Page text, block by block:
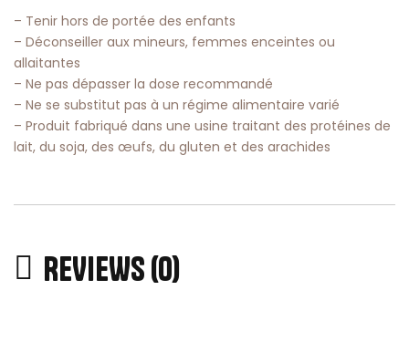
– Tenir hors de portée des enfants
– Déconseiller aux mineurs, femmes enceintes ou
allaitantes
– Ne pas dépasser la dose recommandé
– Ne se substitut pas à un régime alimentaire varié
– Produit fabriqué dans une usine traitant des protéines de
lait, du soja, des œufs, du gluten et des arachides
REVIEWS (0)